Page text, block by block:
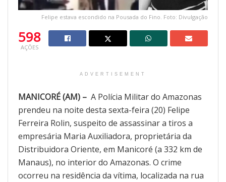
Felipe estava escondido na Pousada do Fino. Foto: Divulgação
598
AÇÕES
ADVERTISEMENT
MANICORÉ (AM) – A Polícia Militar do Amazonas
prendeu na noite desta sexta-feira (20) Felipe
Ferreira Rolin, suspeito de assassinar a tiros a
empresária Maria Auxiliadora, proprietária da
Distribuidora Oriente, em Manicoré (a 332 km de
Manaus), no interior do Amazonas. O crime
ocorreu na residência da vítima, localizada na rua